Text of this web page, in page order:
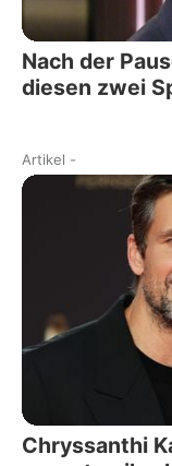
Nach der
diesen zwei
Artikel -
Chryssanthi